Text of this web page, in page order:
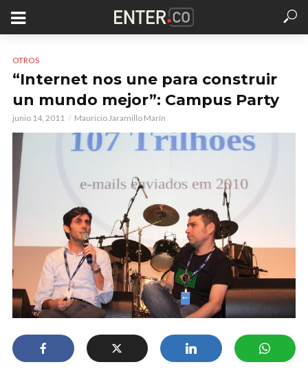
OTROS
“Internet nos une para construir
un mundo mejor”: Campus Party
junio 14, 2011 Mauricio Jaramillo Marín